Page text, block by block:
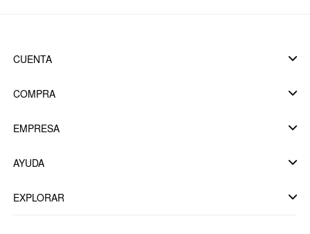
CUENTA
COMPRA
EMPRESA
AYUDA
EXPLORAR